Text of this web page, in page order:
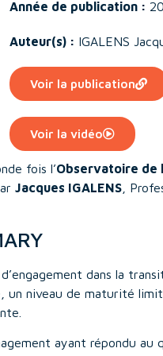
Année de publication :
Auteur(s) : IGALENS
Voir la publication
Voir la vidéo
fois l’Observatoire de
Jacques IGALENS ,
dans la
un niveau de maturité
ayant répondu